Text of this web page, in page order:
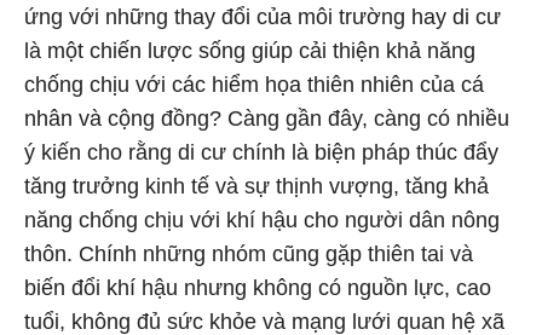
ứng với những thay đổi của môi trường hay di cư
là một chiến lược sống giúp cải thiện khả năng
chống chịu với các hiểm họa thiên nhiên của cá
nhân và cộng đồng? Càng gần đây, càng có nhiều
ý kiến cho rằng di cư chính là biện pháp thúc đẩy
tăng trưởng kinh tế và sự thịnh vượng, tăng khả
năng chống chịu với khí hậu cho người dân nông
thôn. Chính những nhóm cũng gặp thiên tai và
biến đổi khí hậu nhưng không có nguồn lực, cao
tuổi, không đủ sức khỏe và mạng lưới quan hệ xã